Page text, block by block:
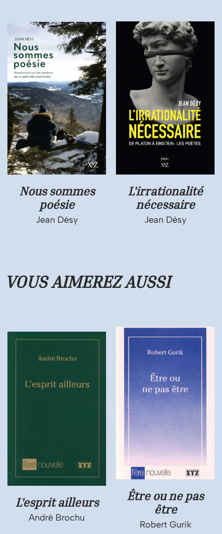
Nous sommes
poésie
Jean Désy
L'irrationalité
nécessaire
Jean Désy
VOUS AIMEREZAUSSI
L'esprit ailleurs
André Brochu
Être ou ne pas
être
Robert Gurik